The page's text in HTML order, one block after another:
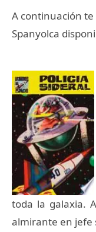
A continuación
Spanyolca
toda la galaxia.
almirante en jefe